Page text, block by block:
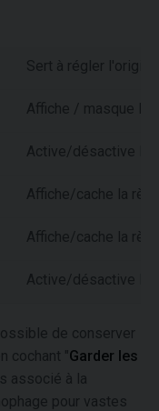
Sert à régler
Affiche / masque la
Active/désactive
Affiche/cache la
Affiche/cache la
Active/désactive
de conserver
cochant "Garder les
associé à la
pour vastes